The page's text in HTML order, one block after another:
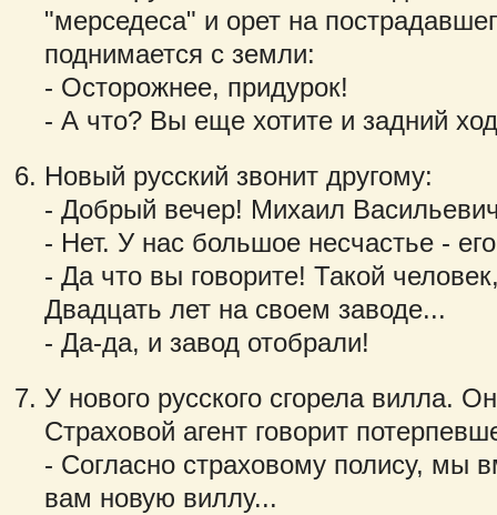
"мерседеса" и орет на
поднимается с земли:
- Осторожнее, придурок!
- А что? Вы еще хотите и задний
Новый русский звонит другому:
- Добрый вечер! Михаил
- Нет. У нас большое несчастье -
- Да что вы говорите! Такой
Двадцать лет на своем заводе...
- Да-да, и завод отобрали!
У нового русского сгорела вилла.
Страховой агент говорит
- Согласно страховому полису, мы
вам новую виллу...